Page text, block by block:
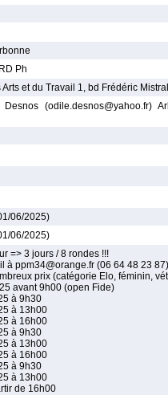
Ph
et du Travail 1, bd Frédéric
(odile.desnos@yahoo.fr)
06/2025)
06/2025)
=> 3 jours / 8 rondes !!!
à ppm34@orange.fr (06 64 48 23 87)
prix (catégorie Elo, féminin,
avant 9h00 (open Fide)
à 9h30
à 13h00
à 16h00
à 9h30
à 13h00
à 16h00
à 9h30
à 13h00
de 16h00